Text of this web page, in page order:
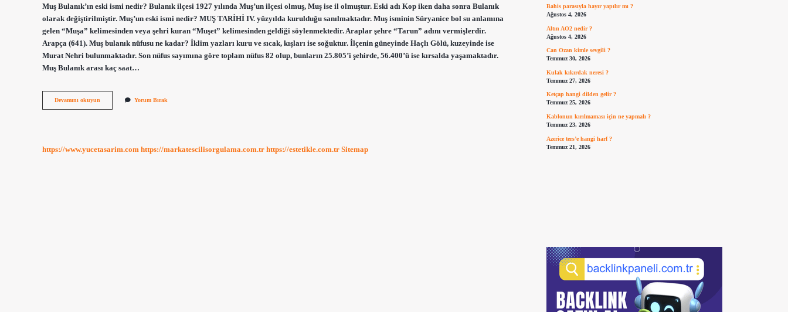
Muş Bulanık’ın eski ismi nedir? Bulanık ilçesi 1927 yılında Muş’un ilçesi olmuş, Muş ise il olmuştur. Eski adı Kop iken daha sonra Bulanık
olarak değiştirilmiştir. Muş’un eski ismi nedir? MUŞ TARİHİ IV. yüzyılda kurulduğu sanılmaktadır. Muş isminin Süryanice bol su anlamına
gelen “Muşa” kelimesinden veya şehri kuran “Muşet” kelimesinden geldiği söylenmektedir. Araplar şehre “Tarun” adını vermişlerdir.
Arapça (641). Muş bulanık nüfusu ne kadar? İklim yazları kuru ve sıcak, kışları ise soğuktur. İlçenin güneyinde Haçlı Gölü, kuzeyinde ise
Murat Nehri bulunmaktadır. Son nüfus sayımına göre toplam nüfus 82 olup, bunların 25.805’i şehirde, 56.400’ü ise kırsalda yaşamaktadır.
Muş Bulanık arası kaç saat…
Devamını okuyun
Eski
Yorum Bırak
https://www.yucetasarim.com https://markatescilisorgulama.com.tr https://estetikle.com.tr Sitemap
Bahis parasıyla hayır yapılır mı ?
Ağustos 4, 2026
Altın AO2 nedir ?
Ağustos 4, 2026
Can Ozan kimle sevgili ?
Temmuz 30, 2026
Kulak kıkırdak neresi ?
Temmuz 27, 2026
Ketçap hangi dilden gelir ?
Temmuz 25, 2026
Kablonun kırılmaması için ne yapmalı ?
Temmuz 23, 2026
Azerice ters’e hangi harf ?
Temmuz 21, 2026